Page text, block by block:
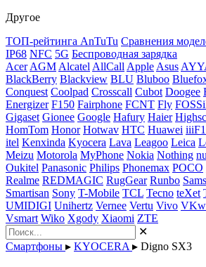
Другое
ТОП-рейтинга AnTuTu Сравнения
IP68 NFC 5G Беспроводная зарядка
Acer AGM Alcatel AllCall Apple Asus
BlackBerry Blackview BLU Bluboo
Conquest Coolpad Crosscall Cubot Doogee
Energizer F150 Fairphone FCNT Fly
Gigaset Gionee Google Hafury Haier
HomTom Honor Hotwav HTC Huawei
itel Kenxinda Kyocera Lava Leagoo Leica
Meizu Motorola MyPhone Nokia Nothing
Oukitel Panasonic Philips Phonemax POCO
Realme REDMAGIC RugGear Runbo
Smartisan Sony T-Mobile TCL Tecno teXet
UMIDIGI Unihertz Vernee Vertu Vivo
Vsmart Wiko Xgody Xiaomi ZTE
✕
Смартфоны ▸ KYOCERA ▸ Digno SX3